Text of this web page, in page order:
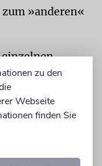
»anderen«
jedem Kind,
Nachbarin,
die zum
zu den
Webseite
finden Sie